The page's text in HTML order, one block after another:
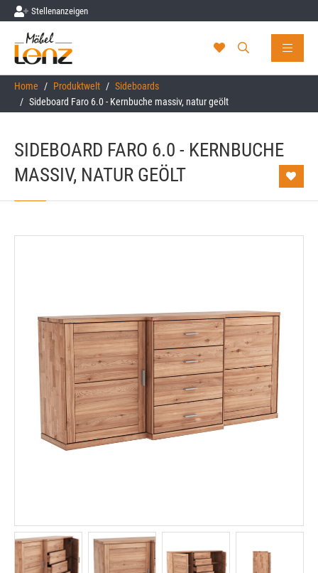
Skip to main content
Stellenanzeigen
You are here:
Home Produktwelt
Sideboards
Sideboard Faro 6.0 - Kernbuche massiv, natur geölt
SIDEBOARD FARO 6.0 - KERNBUCHE
MASSIV, NATUR GEÖLT